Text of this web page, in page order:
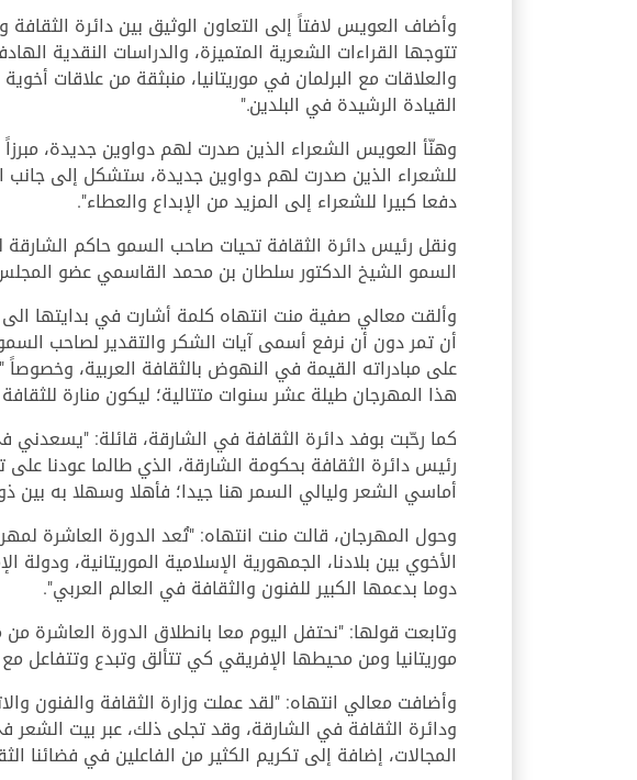
وأضاف العويس لافتاً إلى التعاون الوثيق بين دائرة
تتوجها القراءات الشعرية المتميزة، والدراسات النقدية
والعلاقات مع البرلمان في موريتانيا، منبثقة من علاقات
القيادة الرشيدة في البلدين."
وهنّأ العويس الشعراء الذين صدرت لهم دواوين جديدة،
للشعراء الذين صدرت لهم دواوين جديدة، ستشكل إلى جانب
دفعا كبيرا للشعراء إلى المزيد من الإبداع والعطاء".
ونقل رئيس دائرة الثقافة تحيات صاحب السمو حاكم
السمو الشيخ الدكتور سلطان بن محمد القاسمي عضو المجلس
وألقت معالي صفية منت انتهاه كلمة أشارت في بدايتها الى
أن تمر دون أن نرفع أسمى آيات الشكر والتقدير لصاحب
على مبادراته القيمة في النهوض بالثقافة العربية،
هذا المهرجان طيلة عشر سنوات متتالية؛ ليكون منارة
كما رحّبت بوفد دائرة الثقافة في الشارقة، قائلة:
رئيس دائرة الثقافة بحكومة الشارقة، الذي طالما عودنا
أماسي الشعر وليالي السمر هنا جيدا؛ فأهلا وسهلا به
وحول المهرجان، قالت منت انتهاه: "تُعد الدورة العاشرة
الأخوي بين بلادنا، الجمهورية الإسلامية الموريتانية،
دوما بدعمها الكبير للفنون والثقافة في العالم العربي".
وتابعت قولها: "نحتفل اليوم معا بانطلاق الدورة
موريتانيا ومن محيطها الإفريقي كي تتألق وتبدع وتتفاعل
وأضافت معالي انتهاه: "لقد عملت وزارة الثقافة والفنون
ودائرة الثقافة في الشارقة، وقد تجلى ذلك، عبر بيت
المجالات، إضافة إلى تكريم الكثير من الفاعلين في فضائنا